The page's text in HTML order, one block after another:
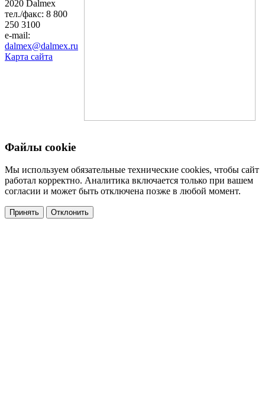
2020 Dalmex
тел./факс: 8 800
250 3100
e-mail:
dalmex@dalmex.ru
Карта сайта
Файлы cookie
Мы используем обязательные технические cookies, чтобы сайт
работал корректно. Аналитика включается только при вашем
согласии и может быть отключена позже в любой момент.
Принять Отклонить